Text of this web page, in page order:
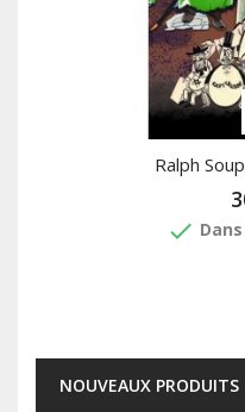
Ralph
done
NOUVEAUX PRODUITS